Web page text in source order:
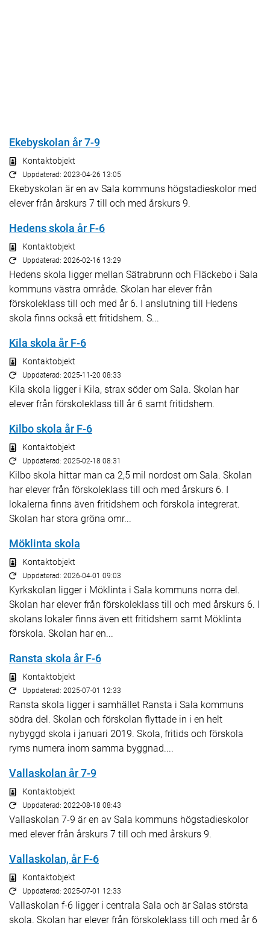
Ekebyskolan år 7-9
Kontaktobjekt
Uppdaterad: 2023-04-26 13:05
Ekebyskolan är en av Sala kommuns högstadieskolor med
elever från årskurs 7 till och med årskurs 9.
Hedens skola år F-6
Kontaktobjekt
Uppdaterad: 2026-02-16 13:29
Hedens skola ligger mellan Sätrabrunn och Fläckebo i Sala
kommuns västra område. Skolan har elever från
förskoleklass till och med år 6. I anslutning till Hedens
skola finns också ett fritidshem. S...
Kila skola år F-6
Kontaktobjekt
Uppdaterad: 2025-11-20 08:33
Kila skola ligger i Kila, strax söder om Sala. Skolan har
elever från förskoleklass till år 6 samt fritidshem.
Kilbo skola år F-6
Kontaktobjekt
Uppdaterad: 2025-02-18 08:31
Kilbo skola hittar man ca 2,5 mil nordost om Sala. Skolan
har elever från förskoleklass till och med årskurs 6. I
lokalerna finns även fritidshem och förskola integrerat.
Skolan har stora gröna omr...
Möklinta skola
Kontaktobjekt
Uppdaterad: 2026-04-01 09:03
Kyrkskolan ligger i Möklinta i Sala kommuns norra del.
Skolan har elever från förskoleklass till och med årskurs 6. I
skolans lokaler finns även ett fritidshem samt Möklinta
förskola. Skolan har en...
Ransta skola år F-6
Kontaktobjekt
Uppdaterad: 2025-07-01 12:33
Ransta skola ligger i samhället Ransta i Sala kommuns
södra del. Skolan och förskolan flyttade in i en helt
nybyggd skola i januari 2019. Skola, fritids och förskola
ryms numera inom samma byggnad....
Vallaskolan år 7-9
Kontaktobjekt
Uppdaterad: 2022-08-18 08:43
Vallaskolan 7-9 är en av Sala kommuns högstadieskolor
med elever från årskurs 7 till och med årskurs 9.
Vallaskolan, år F-6
Kontaktobjekt
Uppdaterad: 2025-07-01 12:33
Vallaskolan f-6 ligger i centrala Sala och är Salas största
skola. Skolan har elever från förskoleklass till och med år 6